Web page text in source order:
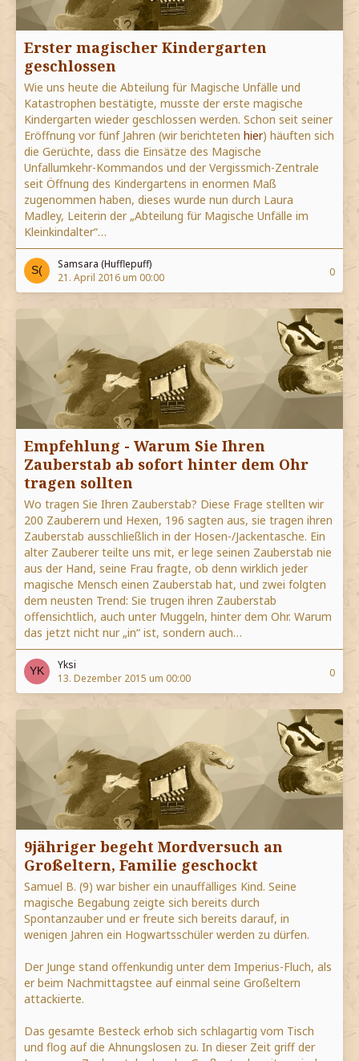
Erster magischer Kindergarten
geschlossen
Wie uns heute die Abteilung für Magische Unfälle und
Katastrophen bestätigte, musste der erste magische
Kindergarten wieder geschlossen werden. Schon seit seiner
Eröffnung vor fünf Jahren (wir berichteten hier) häuften sich
die Gerüchte, dass die Einsätze des Magische
Unfallumkehr-Kommandos und der Vergissmich-Zentrale
seit Öffnung des Kindergartens in enormen Maß
zugenommen haben, dieses wurde nun durch Laura
Madley, Leiterin der „Abteilung für Magische Unfälle im
Kleinkindalter“…
Samsara (Hufflepuff)
21. April 2016 um 00:00
0
Empfehlung - Warum Sie Ihren
Zauberstab ab sofort hinter dem Ohr
tragen sollten
Wo tragen Sie Ihren Zauberstab? Diese Frage stellten wir
200 Zauberern und Hexen, 196 sagten aus, sie tragen ihren
Zauberstab ausschließlich in der Hosen-/Jackentasche. Ein
alter Zauberer teilte uns mit, er lege seinen Zauberstab nie
aus der Hand, seine Frau fragte, ob denn wirklich jeder
magische Mensch einen Zauberstab hat, und zwei folgten
dem neusten Trend: Sie trugen ihren Zauberstab
offensichtlich, auch unter Muggeln, hinter dem Ohr. Warum
das jetzt nicht nur „in“ ist, sondern auch…
Yksi
13. Dezember 2015 um 00:00
0
9jähriger begeht Mordversuch an
Großeltern, Familie geschockt
Samuel B. (9) war bisher ein unauffälliges Kind. Seine
magische Begabung zeigte sich bereits durch
Spontanzauber und er freute sich bereits darauf, in
wenigen Jahren ein Hogwartsschüler werden zu dürfen.
Der Junge stand offenkundig unter dem Imperius-Fluch, als
er beim Nachmittagstee auf einmal seine Großeltern
attackierte.
Das gesamte Besteck erhob sich schlagartig vom Tisch
und flog auf die Ahnungslosen zu. In dieser Zeit griff der